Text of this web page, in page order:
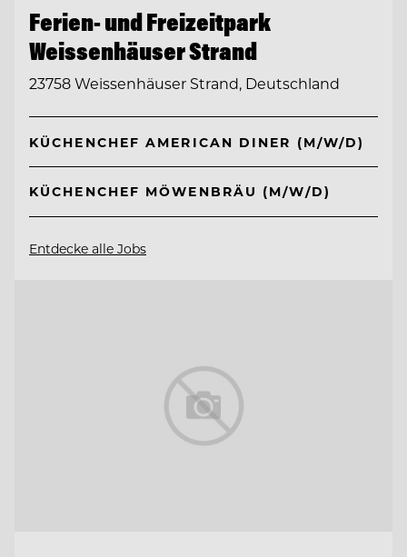
Ferien- und Freizeitpark
Weissenhäuser Strand
23758 Weissenhäuser Strand, Deutschland
KÜCHENCHEF AMERICAN DINER (M/W/D)
KÜCHENCHEF MÖWENBRÄU (M/W/D)
Entdecke alle Jobs